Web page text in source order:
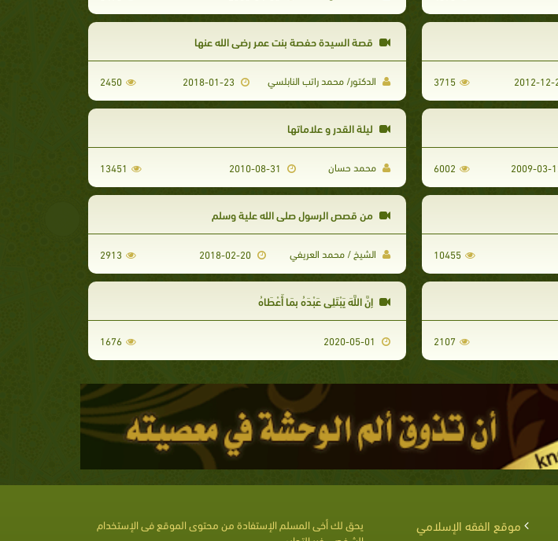
3715
قصة السيدة حفصة بنت عمر رضي الله عنها
الدكتور/ محمد راتب النابلسي 2018-01-23
2450
6002
ليلة القدر و علاماتها
محمد حسان 13451
10455
من قصص الرسول صلى الله علية وسلم
الشيخ / محمد العريفي 2018-02-20
2913
2107
إِنَّ اللَّهَ يَبْتَلِي عَبْدَهُ بِمَا أَعْطَاهُ
1676
موقع الفقه الإسلامي
يحق لك أخى المسلم الإستفادة من محتوى الموقع فى الإستخدام